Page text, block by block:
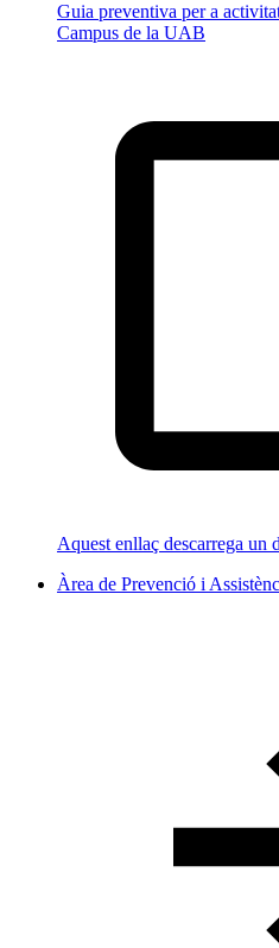
Guia preventiva per a
Campus de la UAB
Aquest enllaç descarrega un
Àrea de Prevenció i